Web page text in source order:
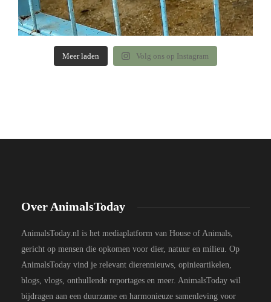
Meer laden Volg ons op Instagram
Over AnimalsToday
AnimalsToday.nl is het mediaplatform van House of Animals,
gericht op mensen die opkomen voor dier, natuur en milieu. Op
AnimalsToday vind je relevant dierennieuws, opinieartikelen,
blogs, vlogs, onthullende reportages en meer. AnimalsToday wil
bijdragen aan een duurzame en harmonieuze samenleving voor